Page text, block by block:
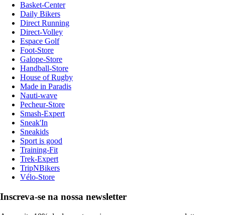
Basket-Center
Daily Bikers
Direct Running
Direct-Volley
Espace Golf
Foot-Store
Galope-Store
Handball-Store
House of Rugby
Made in Paradis
Nauti-wave
Pecheur-Store
Smash-Expert
Sneak'In
Sneakids
Sport is good
Training-Fit
Trek-Expert
TripNBikers
Vélo-Store
Inscreva-se na nossa newsletter